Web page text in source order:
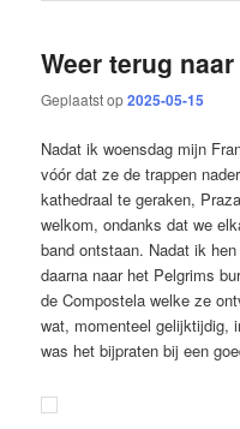
Weer terug
Geplaatst op2025-05-15
Nadat ik woensdag mijn
vóór dat ze de trappen
kathedraal te geraken,
welkom, ondanks dat we
band ontstaan. Nadat ik
daarna naar het Pelgrims
de Compostela welke ze
wat, momenteel gelijktijdig,
was het bijpraten bij een